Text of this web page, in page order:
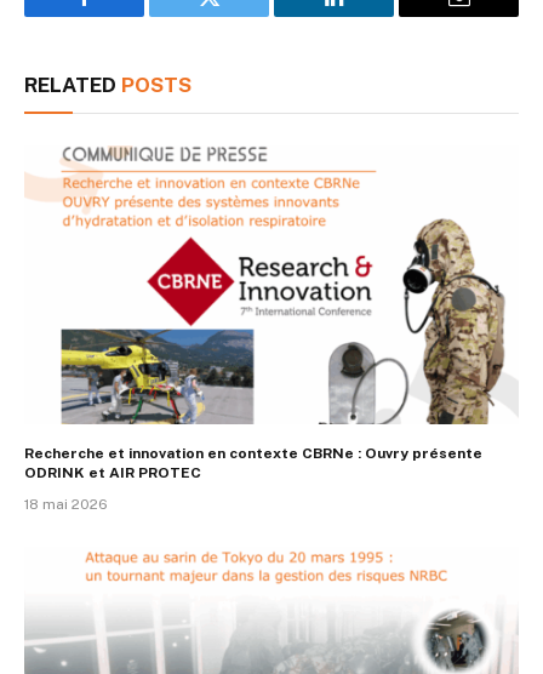
Facebook Twitter LinkedIn Email
RELATED POSTS
Recherche et innovation en contexte CBRNe : Ouvry présente
ODRINK et AIR PROTEC
18 mai 2026